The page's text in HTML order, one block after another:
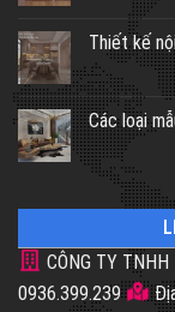
Thiết kế
Các loại
CÔNG TY
0936.399.239